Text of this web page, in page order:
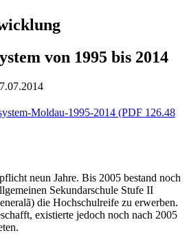
von 1995 bis 2014
Moldau-1995-2014 (PDF 126.48
neun Jahre. Bis 2005 bestand noch
Sekundarschule Stufe II
die Hochschulreife zu erwerben.
existierte jedoch noch nach 2005